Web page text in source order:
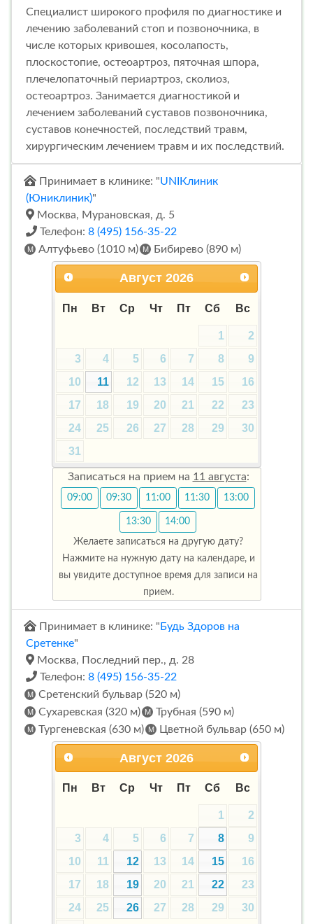
Специалист широкого профиля по диагностике и
лечению заболеваний стоп и позвоночника, в
числе которых кривошея, косолапость,
плоскостопие, остеоартроз, пяточная шпора,
плечелопаточный периартроз, сколиоз,
остеоартроз. Занимается диагностикой и
лечением заболеваний суставов позвоночника,
суставов конечностей, последствий травм,
хирургическим лечением травм и их последствий.
Принимает в клинике: "UNIКлиник
(Юниклиник)"
Москва, Мурановская, д. 5
Телефон: 8 (495) 156-35-22
Алтуфьево (1010 м)
Бибирево (890 м)
Август 2026
Пн Вт Ср Чт Пт Сб Вс
1
2
3
4 5 6 7 8
9
10
11 12 13 14 15
16
17
18 19 20 21 22
23
24
25 26 27 28 29
30
31
Записаться на прием на 11 августа:
09:00 09:30 11:00 11:30 13:00
13:30 14:00
Желаете записаться на другую дату?
Нажмите на нужную дату на календаре, и
вы увидите доступное время для записи на
прием.
Принимает в клинике: " Будь Здоров на
Сретенке"
Москва, Последний пер., д. 28
Телефон: 8 (495) 156-35-22
Сретенский бульвар (520 м)
Сухаревская (320 м)
Трубная (590 м)
Тургеневская (630 м)
Цветной бульвар (650 м)
Август 2026
Пн Вт Ср Чт Пт Сб Вс
1
2
3
4 5 6 7 8
9
10
11 12 13 14 15
16
17
18 19 20 21 22
23
24
25 26 27 28 29 30